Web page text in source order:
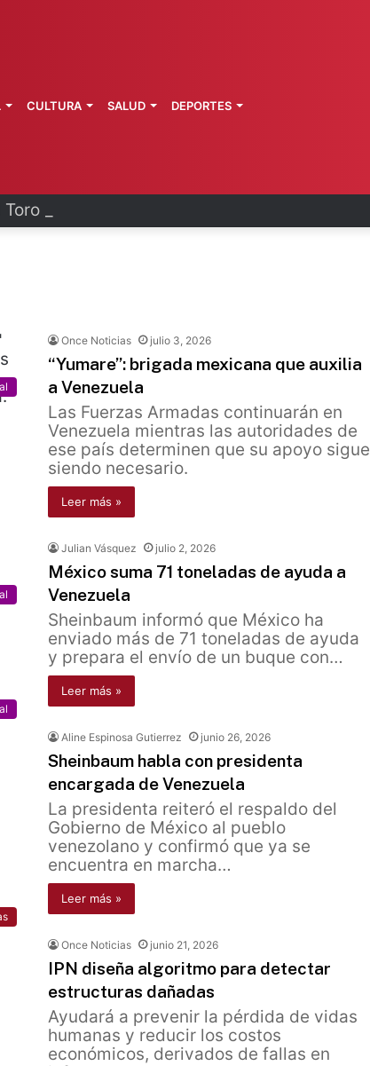
renueva contrato
CULTURA SALUD DEPORTES
Once Noticias julio 3, 2026
“Yumare”: brigada mexicana que auxilia
a Venezuela
Las Fuerzas Armadas continuarán en
Venezuela mientras las autoridades de
ese país determinen que su apoyo sigue
siendo necesario.
Leer más »
Julian Vásquez julio 2, 2026
México suma 71 toneladas de ayuda a
Venezuela
Sheinbaum informó que México ha
enviado más de 71 toneladas de ayuda
y prepara el envío de un buque con…
Leer más »
Aline Espinosa Gutierrez junio 26, 2026
Sheinbaum habla con presidenta
encargada de Venezuela
La presidenta reiteró el respaldo del
Gobierno de México al pueblo
venezolano y confirmó que ya se
encuentra en marcha…
Leer más »
Once Noticias junio 21, 2026
IPN diseña algoritmo para detectar
estructuras dañadas
Ayudará a prevenir la pérdida de vidas
humanas y reducir los costos
económicos, derivados de fallas en